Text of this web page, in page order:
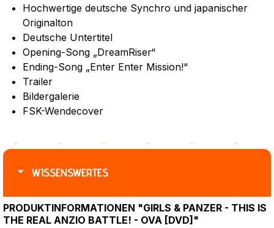
Hochwertige deutsche Synchro und japanischer
Originalton
Deutsche Untertitel
Opening-Song „DreamRiser“
Ending-Song „Enter Enter Mission!“
Trailer
Bildergalerie
FSK-Wendecover
WISSENSWERTES
PRODUKTINFORMATIONEN "GIRLS & PANZER - THIS IS
THE REAL ANZIO BATTLE! - OVA [DVD]"